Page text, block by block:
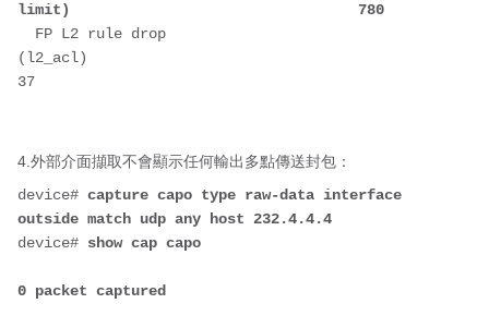
limit)                                 780
FP L2 rule drop
37
4.外部介面擷取不會顯示任何輸出多點傳送封包：
device# capture capo type raw-data interface
outside match udp any host 232.4.4.4
device# show cap capo
0 packet captured